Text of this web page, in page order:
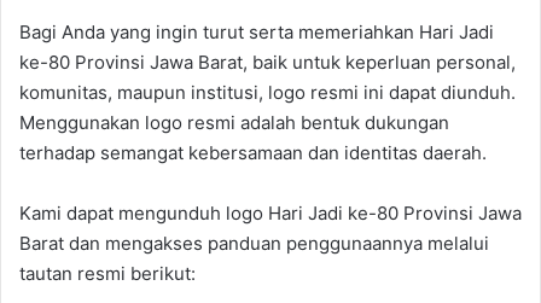
Bagi Anda yang ingin turut serta memeriahkan Hari Jadi
ke-80 Provinsi Jawa Barat, baik untuk keperluan personal,
komunitas, maupun institusi, logo resmi ini dapat diunduh.
Menggunakan logo resmi adalah bentuk dukungan
terhadap semangat kebersamaan dan identitas daerah.
Kami dapat mengunduh logo Hari Jadi ke-80 Provinsi Jawa
Barat dan mengakses panduan penggunaannya melalui
tautan resmi berikut: